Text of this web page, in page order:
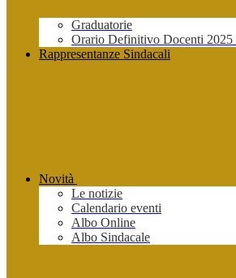
Graduatorie
Orario Definitivo Docenti 2025
Rappresentanze Sindacali
Novità
Le notizie
Calendario eventi
Albo Online
Albo Sindacale